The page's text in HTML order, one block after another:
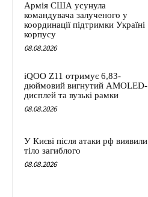
Армія США усунула
командувача залученого у
координації підтримки Україні
корпусу
08.08.2026
iQOO Z11 отримує 6,83-
дюймовий вигнутий AMOLED-
дисплей та вузькі рамки
08.08.2026
У Києві після атаки рф виявили
тіло загиблого
08.08.2026